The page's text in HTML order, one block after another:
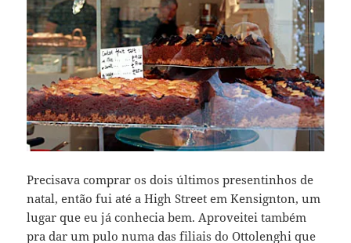
Precisava comprar os dois últimos presentinhos de
natal, então fui até a High Street em Kensignton, um
lugar que eu já conhecia bem. Aproveitei também
pra dar um pulo numa das filiais doOttolenghi que